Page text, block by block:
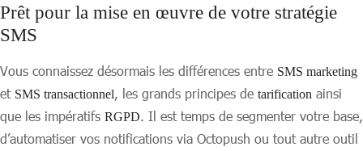
Prêt pour la mise en œuvre de votre stratégie
SMS
Vous connaissez désormais les différences entre SMS marketing
et SMS transactionnel , les grands principes de tarification ainsi
que les impératifs RGPD
. Il est temps de segmenter votre base,
d’automatiser vos notifications via Octopush ou tout autre outil